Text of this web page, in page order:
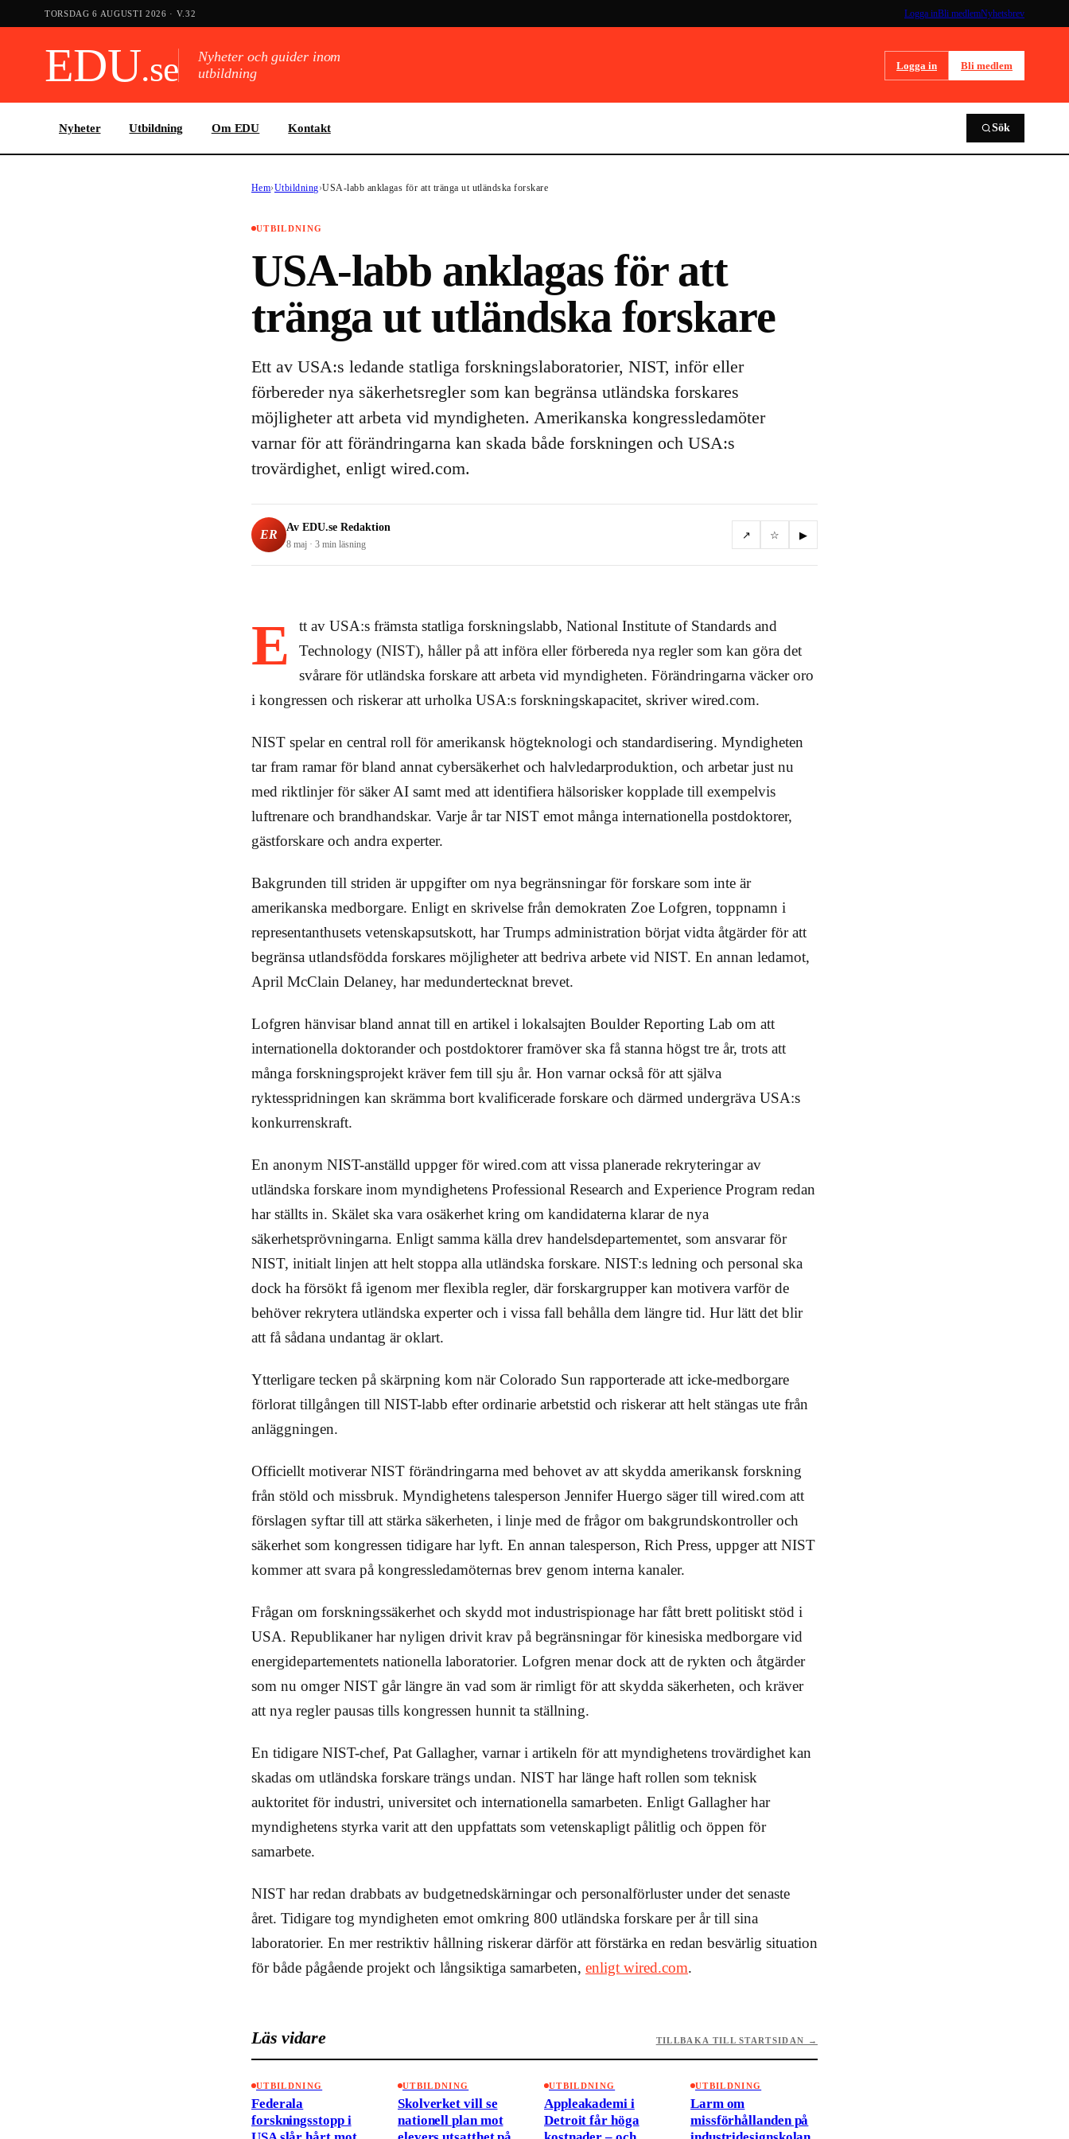
TORSDAG 6 AUGUSTI 2026 · V. 32 Logga inBli medlemNyhetsbrev
EDU.se
Nyheter och guider inom
utbildning
Logga in Bli medlem
Nyheter Utbildning Om EDU Kontakt Sök
Hem›Utbildning›USA-labb anklagas för att tränga ut utländska forskare
UTBILDNING
USA-labb anklagas för att
tränga ut utländska forskare
Ett av USA:s ledande statliga forskningslaboratorier, NIST, inför eller
förbereder nya säkerhetsregler som kan begränsa utländska forskares
möjligheter att arbeta vid myndigheten. Amerikanska kongressledamöter
varnar för att förändringarna kan skada både forskningen och USA:s
trovärdighet, enligt wired.com.
ER
Av EDU.se Redaktion
8 maj · 3 min läsning
↗ ☆ ▶
E
tt av USA:s främsta statliga forskningslabb, National Institute of Standards and
Technology (NIST), håller på att införa eller förbereda nya regler som kan göra det
svårare för utländska forskare att arbeta vid myndigheten. Förändringarna väcker oro
i kongressen och riskerar att urholka USA:s forskningskapacitet, skriver wired.com.
NIST spelar en central roll för amerikansk högteknologi och standardisering. Myndigheten
tar fram ramar för bland annat cybersäkerhet och halvledarproduktion, och arbetar just nu
med riktlinjer för säker AI samt med att identifiera hälsorisker kopplade till exempelvis
luftrenare och brandhandskar. Varje år tar NIST emot många internationella postdoktorer,
gästforskare och andra experter.
Bakgrunden till striden är uppgifter om nya begränsningar för forskare som inte är
amerikanska medborgare. Enligt en skrivelse från demokraten Zoe Lofgren, toppnamn i
representanthusets vetenskapsutskott, har Trumps administration börjat vidta åtgärder för att
begränsa utlandsfödda forskares möjligheter att bedriva arbete vid NIST. En annan ledamot,
April McClain Delaney, har medundertecknat brevet.
Lofgren hänvisar bland annat till en artikel i lokalsajten Boulder Reporting Lab om att
internationella doktorander och postdoktorer framöver ska få stanna högst tre år, trots att
många forskningsprojekt kräver fem till sju år. Hon varnar också för att själva
ryktesspridningen kan skrämma bort kvalificerade forskare och därmed undergräva USA:s
konkurrenskraft.
En anonym NIST-anställd uppger för wired.com att vissa planerade rekryteringar av
utländska forskare inom myndighetens Professional Research and Experience Program redan
har ställts in. Skälet ska vara osäkerhet kring om kandidaterna klarar de nya
säkerhetsprövningarna. Enligt samma källa drev handelsdepartementet, som ansvarar för
NIST, initialt linjen att helt stoppa alla utländska forskare. NIST:s ledning och personal ska
dock ha försökt få igenom mer flexibla regler, där forskargrupper kan motivera varför de
behöver rekrytera utländska experter och i vissa fall behålla dem längre tid. Hur lätt det blir
att få sådana undantag är oklart.
Ytterligare tecken på skärpning kom när Colorado Sun rapporterade att icke-medborgare
förlorat tillgången till NIST-labb efter ordinarie arbetstid och riskerar att helt stängas ute från
anläggningen.
Officiellt motiverar NIST förändringarna med behovet av att skydda amerikansk forskning
från stöld och missbruk. Myndighetens talesperson Jennifer Huergo säger till wired.com att
förslagen syftar till att stärka säkerheten, i linje med de frågor om bakgrundskontroller och
säkerhet som kongressen tidigare har lyft. En annan talesperson, Rich Press, uppger att NIST
kommer att svara på kongressledamöternas brev genom interna kanaler.
Frågan om forskningssäkerhet och skydd mot industrispionage har fått brett politiskt stöd i
USA. Republikaner har nyligen drivit krav på begränsningar för kinesiska medborgare vid
energidepartementets nationella laboratorier. Lofgren menar dock att de rykten och åtgärder
som nu omger NIST går längre än vad som är rimligt för att skydda säkerheten, och kräver
att nya regler pausas tills kongressen hunnit ta ställning.
En tidigare NIST-chef, Pat Gallagher, varnar i artikeln för att myndighetens trovärdighet kan
skadas om utländska forskare trängs undan. NIST har länge haft rollen som teknisk
auktoritet för industri, universitet och internationella samarbeten. Enligt Gallagher har
myndighetens styrka varit att den uppfattats som vetenskapligt pålitlig och öppen för
samarbete.
NIST har redan drabbats av budgetnedskärningar och personalförluster under det senaste
året. Tidigare tog myndigheten emot omkring 800 utländska forskare per år till sina
laboratorier. En mer restriktiv hållning riskerar därför att förstärka en redan besvärlig situation
för både pågående projekt och långsiktiga samarbeten, enligt wired.com.
Läs vidare TILLBAKA TILL STARTSIDAN →
UTBILDNING
Federala
forskningsstopp i
UTBILDNING
Skolverket vill se
nationell plan mot
UTBILDNING
Appleakademi i
Detroit får höga
UTBILDNING
Larm om
missförhållanden på